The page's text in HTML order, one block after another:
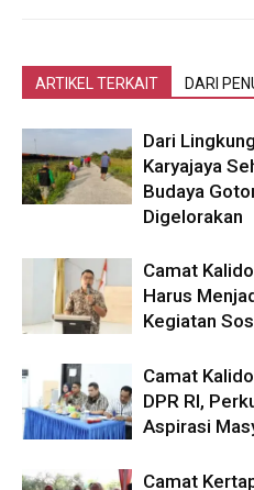
ARTIKEL TERKAIT DARI
Dari
Karyajaya
Budaya
Digelorakan
Camat
Harus
Kegiatan
Camat
DPR RI,
Aspirasi
Camat